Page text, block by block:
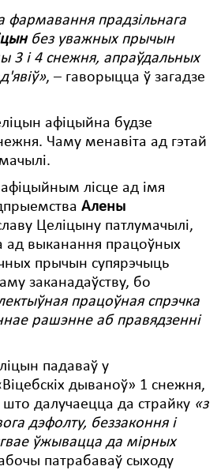
фармавання прадзільнага
без уважных прычын
3 і 4 снежня, апраўдальных
, – гаворыцца ў загадзе
афіцыйна будзе
Чаму менавіта ад гэтай
лісце ад імя
Алены
Целіцыну патлумачылі,
ад выканання працоўных
прычын супярэчыць
заканадаўству, бо
працоўная спрэчка
рашэнне аб правядзенні
падаваў у
дываноў» 1 снежня,
што далучаецца да страйку «з
дэфолту, беззаконня і
ўжывацца да мірных
патрабаваў сыходу